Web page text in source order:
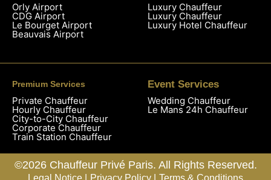
Orly Airport
CDG Airport
Le Bourget Airport
Beauvais Airport
Luxury Chauffeur
Luxury Chauffeur
Luxury Hotel Chauffeur
Premium Services
Private Chauffeur
Hourly Chauffeur
City-to-City Chauffeur
Corporate Chauffeur
Train Station Chauffeur
Event Services
Wedding Chauffeur
Le Mans 24h Chauffeur
©2026 Chauffeur Privé Paris. All Rights Reserved.